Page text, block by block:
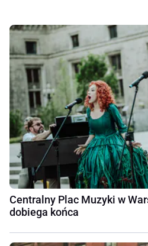
Centralny Plac Muzyki w
dobiega końca